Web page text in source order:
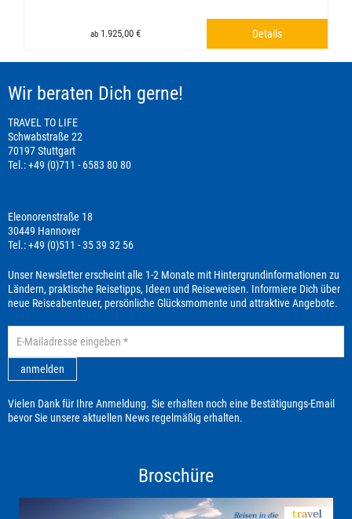
ab 1.925,00 € Details
Wir beraten Dich gerne!
TRAVEL TO LIFE
Schwabstraße 22
70197 Stuttgart
Tel.: +49 (0)711 - 6583 80 80
Eleonorenstraße 18
30449 Hannover
Tel.: +49 (0)511 - 35 39 32 56
Unser Newsletter erscheint alle 1-2 Monate mit Hintergrundinformationen zu
Ländern, praktische Reisetipps, Ideen und Reiseweisen. Informiere Dich über
neue Reiseabenteuer, persönliche Glücksmomente und attraktive Angebote.
anmelden
Vielen Dank für Ihre Anmeldung. Sie erhalten noch eine Bestätigungs-Email
bevor Sie unsere aktuellen News regelmäßig erhalten.
Broschüre